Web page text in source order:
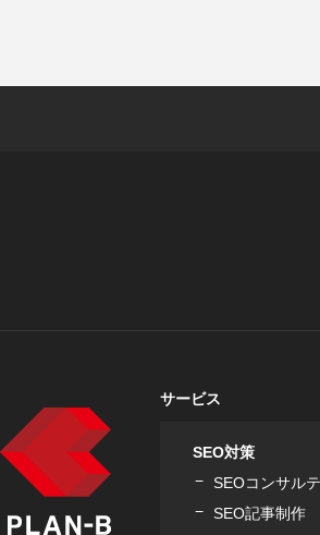
サービス
SEO対策
SEOコンサル
SEO記事制作